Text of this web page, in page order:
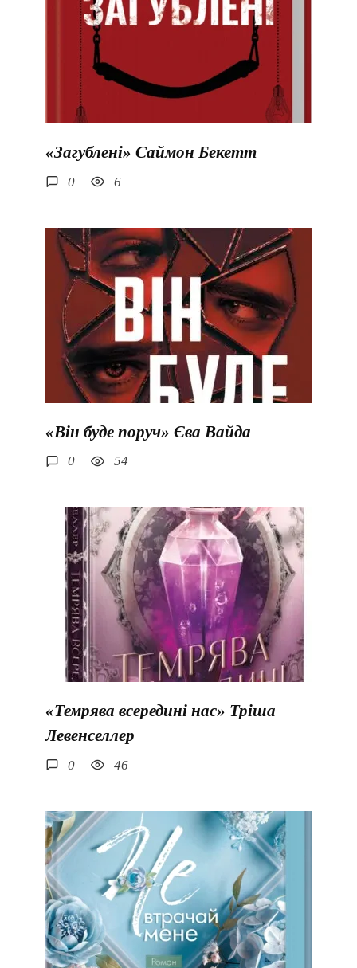
«Загублені» Саймон Бекетт
0 6
«Він буде поруч» Єва Вайда
0 54
«Темрява всередині нас» Тріша
Левенселлер
0 46